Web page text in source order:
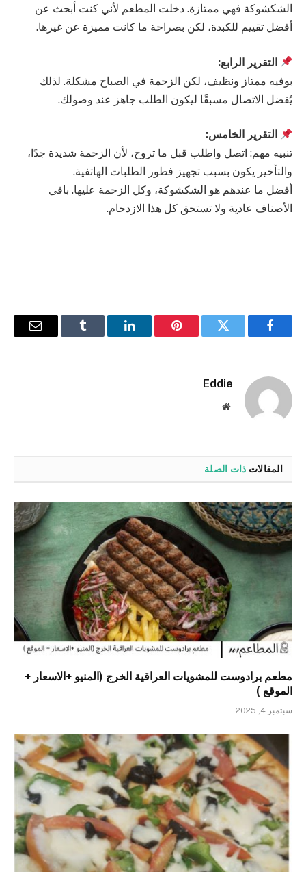
الشكشوكة فهي ممتازة. دخلت المطعم لأني كنت أبحث عن
أفضل تقييم للكبدة، لكن بصراحة ما كانت مميزة عن غيرها.
التقرير الرابع:
بوفيه ممتاز ونظيف، لكن الزحمة في الصباح مشكلة. لذلك
يُفضل الاتصال مسبقًا ليكون الطلب جاهز عند وصولك.
التقرير الخامس:
تنبيه مهم: اتصل واطلب قبل ما تروح، لأن الزحمة شديدة جدًا،
والتأخير يكون بسبب تجهيز فطور الطلبات الهاتفية.
أفضل ما عندهم هو الشكشوكة، وكل الزحمة عليها. باقي
الأصناف عادية ولا تستحق كل هذا الازدحام.
فيسبوك تويتر بينتيريستلينكدإن Tumblr
البريد
Eddie
موقع
المقالات ذات الصلة
مطعم برادوست للمشويات العراقية الخرج (المنيو +الاسعار +
الموقع )
سبتمبر 4, 2025